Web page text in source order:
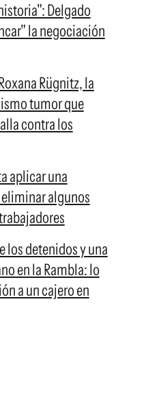
Delgado
la negociación
Rügnitz, la
tumor que
contra los
aplicar una
algunos
los detenidos y una
en la Rambla: lo
a un cajero en